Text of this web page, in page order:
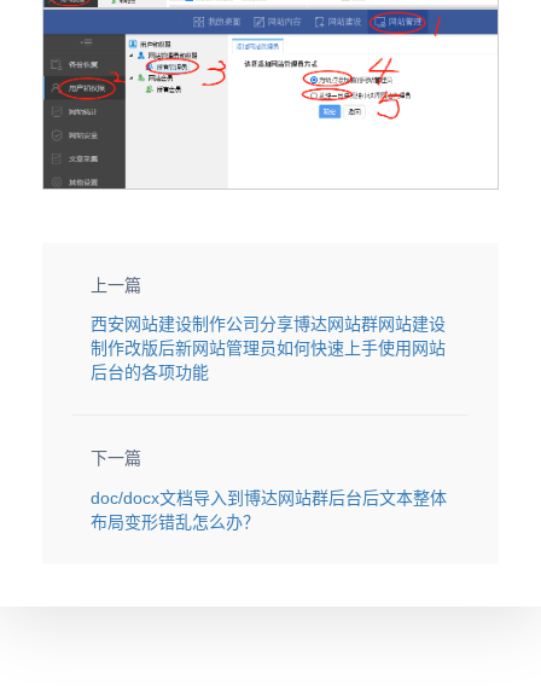
上一篇
西安网站建设制作公司分享博达网站群网站建设
制作改版后新网站管理员如何快速上手使用网站
后台的各项功能
下一篇
doc/docx文档导入到博达网站群后台后文本整体
布局变形错乱怎么办？